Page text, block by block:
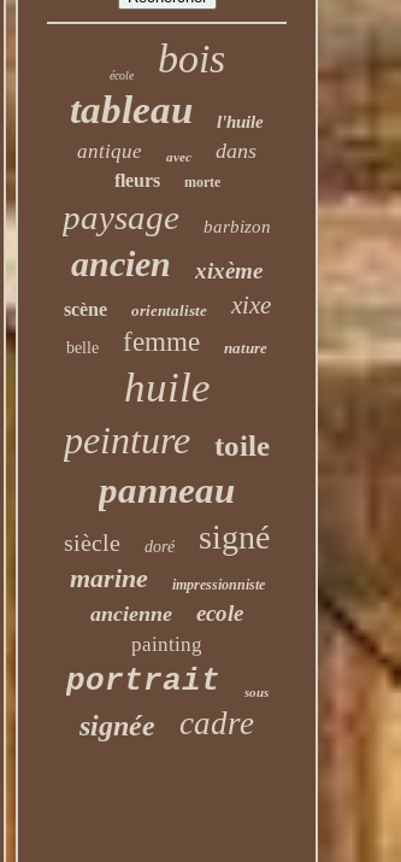
école bois
tableau l'huile
antique avec dans
fleurs morte
paysage barbizon
ancien xixème
scène orientaliste xixe
belle femme nature
huile
peinture toile
panneau
siècle doré signé
marine impressionniste
ancienne ecole
painting
portrait sous
signée cadre